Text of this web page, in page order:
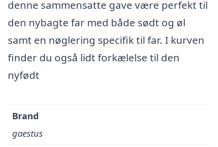
denne sammensatte gave være perfekt til
den nybagte far med både sødt og øl
samt en nøglering specifik til far. I kurven
finder du også lidt forkælelse til den
nyfødt
Brand
gaestus